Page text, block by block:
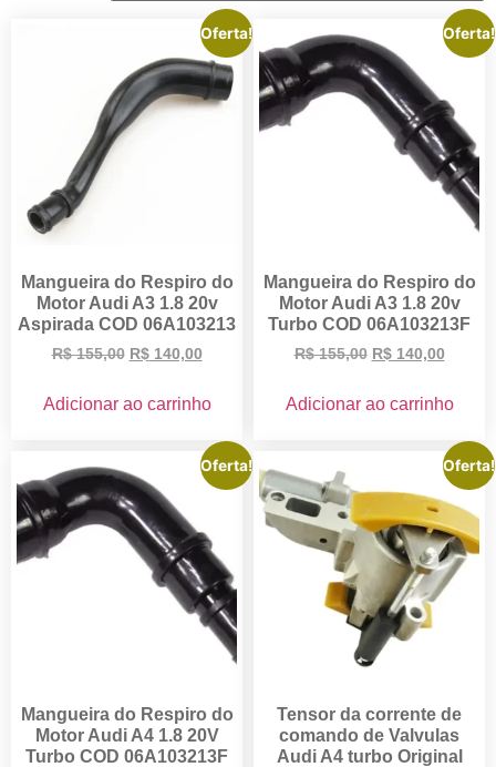
Oferta!
Mangueira do Respiro do
Motor Audi A3 1.8 20v
Aspirada COD 06A103213
R$155,00 R$140,00
Adicionar ao carrinho
Oferta!
Mangueira do Respiro do
Motor Audi A3 1.8 20v
Turbo COD 06A103213F
R$155,00 R$140,00
Adicionar ao carrinho
Oferta!
Mangueira do Respiro do
Motor Audi A4 1.8 20V
Turbo COD 06A103213F
Oferta!
Tensor da corrente de
comando de Valvulas
Audi A4 turbo Original